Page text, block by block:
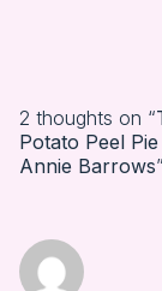
2 thoughts on “
Potato Peel
Annie Barrows”